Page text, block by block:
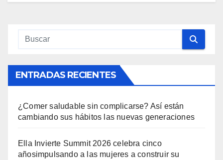
ENTRADAS RECIENTES
¿Comer saludable sin complicarse? Así están
cambiando sus hábitos las nuevas generaciones
Ella Invierte Summit 2026 celebra cinco
añosimpulsando a las mujeres a construir su